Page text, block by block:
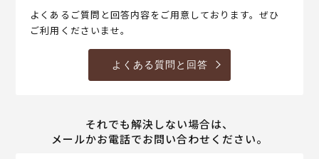
よくあるご質問と回答内容をご用意しております。ぜひ
ご利用くださいませ。
よくある質問と回答
それでも解決しない場合は、
メールかお電話でお問い合わせください。